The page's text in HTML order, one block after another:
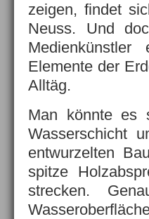
zeigen, findet
Neuss. Und
Elemente der
Alltäg.
Man könnte es
Wasserschicht
entwurzelten
spitze
strecken.